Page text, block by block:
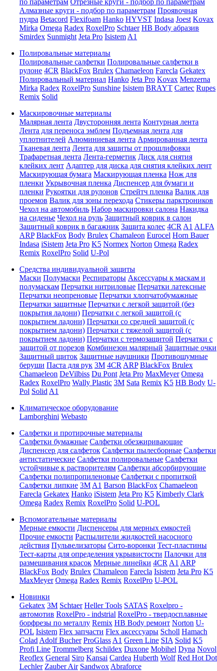
по параметрам Отрезные круги - подбор по параметрам
Алмазные круги - подбор по параметрам Проявочная
пудра Betacord Flexifoam Hanko HYVST Indasa Joest Kovax
Mirka Omega Radex RoxelPro Schtaer HB Body абразив
Smirdex Sunmight Jeta Pro Isistem A1
Полировальные материалы
Полировальные салфетки Полировальные салфетки в
рулоне 4CR BlackFox Brulex Chamaeleon Farecla Gekatex
Полировальный материал Hanko Jeta Pro Kovax Menzerna
Mirka Radex RoxelPro Sunshine Isistem BRAYT Cartec Rupes
Remix Solid
Маскировочные материалы
Малярная лента Двусторонняя лента Контурная лента
Лента для переноса эмблем Подъемная лента для
уплотнителей Алюминиевая лента Армированная лента
Тканевая лента Лента для защиты от прошлифовки
Трафаретная лента Лента-герметик Диск для снятия
клейких лент Адаптер для диска для снятия клейких лент
Маскирующая бумага Маскирующая пленка Нож для
пленки Укрывочная пленка Диспенсер для бумаги и
пленки Рукоятки для рулонов Стрейтч пленка Валик для
проемов Валик для зоны перехода Стикеры парктроников
Чехол на автомобиль Набор маскировки салона Накидка
на сиденье Чехол на руль Защитный коврик в салон
Защитный коврик в багажник Защита колес 4CR A1 ALFA
ARP BlackFox Body Brulex Chamaleon Eurocel Horn Bauer
Indasa iSistem Jeta Pro K5 Normex Norton Omega Radex
Remix RoxelPro Solid U-Pol
Средства индивидуальной защиты
Маски Полумаски Респираторы Аксессуары к маскам и
полумаскам Перчатки нитриловые Перчатки латексные
Перчатки неопреновые Перчатки хлопчатобумажные
Перчатки защитные Перчатки с легкой защитой (без
покрытия ладони) Перчатки с легкой защитой (с
покрытием ладони) Перчатки со средней защитой (с
покрытием ладони) Перчатки с тяжелой защитой (с
покрытием ладони) Перчатки с термозащитой Перчатки с
защитой от порезов Комбинезон малярный Защитные очки
Защитный щиток Защитные наушники Противошумные
беруши Паста для рук 3M 4CR ARP BlackFox Brulex
Chamaeleon DeVilbiss Du Pont Jeta Pro MaxMeyer Omega
Radex RoxelPro Wally Plastic 3M Sata Remix K5 HB Body U-
Pol Solid A1
Климатическое оборудование
Lamborghini Webasto
Салфетки и протирочные материалы
Салфетки бумажные Салфетки обезжиривающие
Диспенсер для салфеток Салфетки пылесборные Салфетки
антистатические Салфетки полировальные Салфетки
устойчивые к растворителям Салфетки абсорбирующие
Салфетки полипропиленовые Салфетки с пропиткой
Салфетки липкие 3M A1 Barson BlackFox Chamaeleon
Farecla Gekatex Hanko iSistem Jeta Pro K5 Kimberly Clark
Omega Radex Remix RoxelPro Solid U-POL
Вспомогательные материалы
Мерные емкости Диспенсеры для мерных емкостей
Прочие емкости Распылители жидкостей насосного
действия Пульвелизаторы Сито-воронки Тест-пластины
Тест-карты для определения укрывистости Палочки для
размешивания красок Мерные линейки 4CR A1 ARP
BlackFox Body Brulex Chamaleon Farecla Isistem Jeta Pro K5
MaxMeyer Omega Radex Remix RoxelPro U-POL
Новинки
Gekatex 3M Schtaer Heller Tools SATAS Roxelpro -
автомотив RoxelPro - indstrial RoxelPro - твердосплавные
борфрезы по металлу Remix HB Body ремонт Norton U-
POL Isistem Flex запчасти Flex аксессуары Scholl Hamach
Colad Adolf Bucher ProGlass A1 Green Line SIA Solid K5
Profi Line Trommelberg Schildex Duxone Mobihel Dyna Novol
Reoflex General Siro Kansai Cardea Huberth Wolf Red Hot Dot
Lechler Zauber Air Sandwox Abraforce